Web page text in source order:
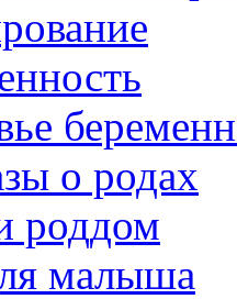
о родах
роддом
малыша